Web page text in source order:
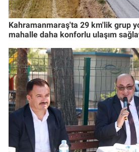
Kahramanmaraş'ta 29 km'lik grup
mahalle daha konforlu ulaşım